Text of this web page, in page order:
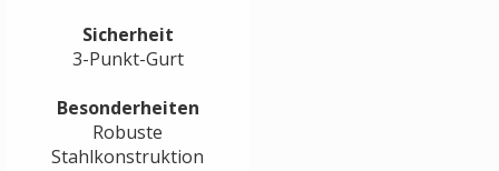
Sicherheit
3-Punkt-Gurt
Besonderheiten
Robuste
Stahlkonstruktion